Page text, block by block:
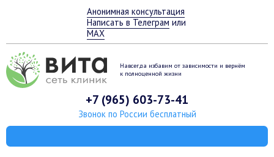
Анонимная консультация
Написать в Телеграм или
MAX
Навсегда избавим от зависимости и вернём
к полноценной жизни
+7 (965) 603-73-41
Звонок по России бесплатный